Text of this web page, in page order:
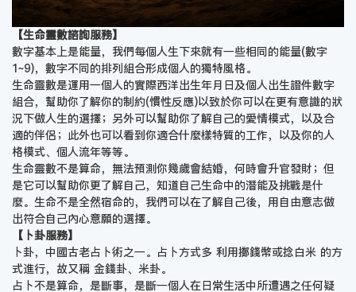
【生命靈數諮詢服務】
數字基本上是能量，我們每個人生下來就有一些相同的能量(數字
1~9)，數字不同的排列組合形成個人的獨特風格。
生命靈數是運用一個人的實際西洋出生年月日及個人出生證件數字
組合，幫助你了解你的制約(慣性反應)以致於你可以在更有意識的狀
況下做人生的選擇；另外可以幫助你了解自己的愛情模式，以及合
適的伴侶；此外也可以看到你適合什麼樣特質的工作，以及你的人
格模式、個人流年等等。
生命靈數不是算命，無法預測你幾歲會結婚，何時會升官發財；但
是它可以幫助你更了解自己，知道自己生命中的潛能及挑戰是什
麼。生命不是全然宿命的，我們可以在了解自己後，用自由意志做
出符合自己內心意願的選擇。
【卜卦服務】
卜卦，中國古老占卜術之一。占卜方式多 利用擲錢幣或捻白米 的方
式進行，故又稱 金錢卦、米卦。
占卜不是算命，是斷事，是斷一個人在日常生活中所遭遇之任何疑